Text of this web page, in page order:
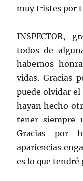
muy tristes por
INSPECTOR,
todos de
habernos
vidas. Gracias
puede olvidar
hayan hecho
tener siempre
Gracias por
apariencias
es lo que tendré